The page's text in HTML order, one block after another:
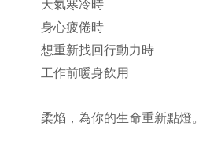
天氣寒冷時
身心疲倦時
想重新找回行動力時
工作前暖身飲用
柔焰，為你的生命重新點燈。